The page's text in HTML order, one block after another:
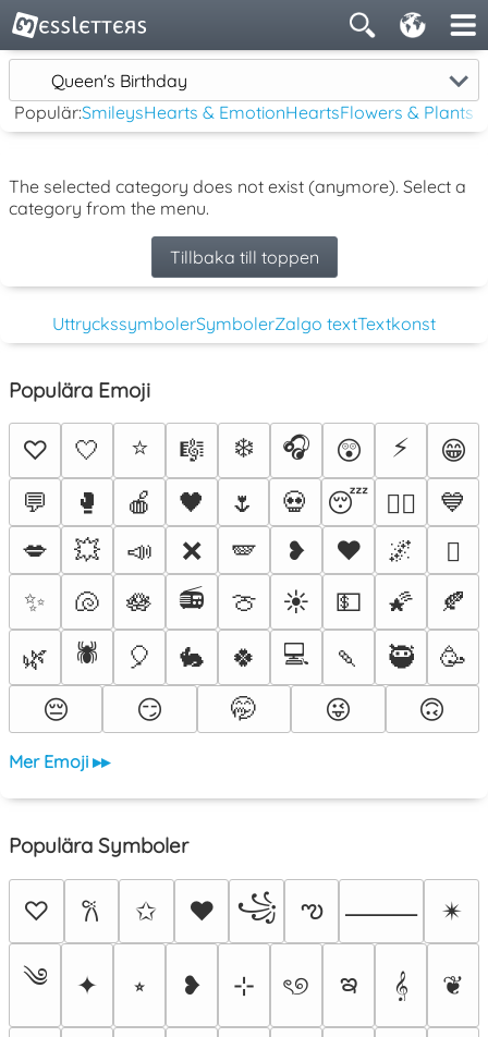
Queen's Birthday
Populär:SmileysHearts & EmotionHeartsFlowers & Plants
The selected category does not exist (anymore). Select a
category from the menu.
Tillbaka till toppen
UttryckssymbolerSymbolerZalgo textTextkonst
Populära Emoji
♡ 🤍 ⭐ 🎼 ❄️ 🎧 😲 ⚡
😁
💬
🥊 🍎 🖤 🌷 💀 😴 ❤️‍🔥
💙
💋
💥 📣 ❌ 🪽 ❥ ♥️ 🌌
🫟
✨
🐚 🪷 📻 🍈 ☀️ 💵 🌠
🍂
🌿
🕷️ 🎈 🐇 🍀 💻 🍡 🥷
🥳
😔
😏 🤭 😜 🙃
Mer Emoji ▸▸
Populära Symboler
♡ 𐙚 ✩ ♥ ꧁ ఌ ⸻ ✴︎
༄ ✦ ⭒ ❥ ⊹ ৎ୭ ఇ 𝄞 ❦